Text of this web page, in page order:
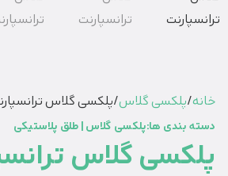
گلاس/ پلکسی گلاس ترانسپارنت
ها:پلکسی گلاس|طلق پلاستیکی
گلاس